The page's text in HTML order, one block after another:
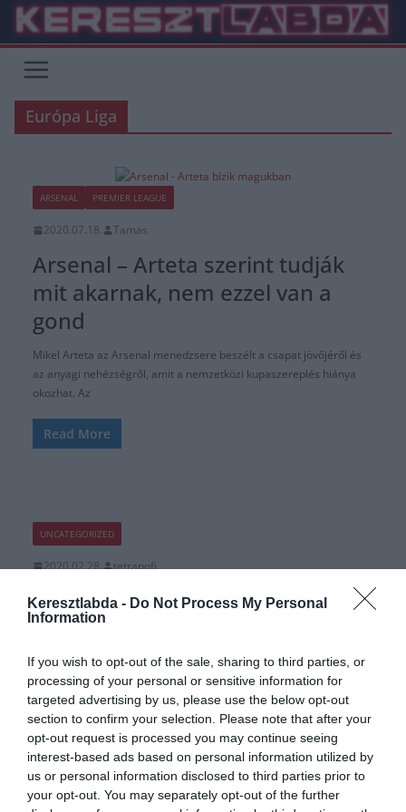
Keresztlabda - Do Not Process My Personal
Information
If you wish to opt-out of the sale, sharing to third parties, or
processing of your personal or sensitive information for
targeted advertising by us, please use the below opt-out
section to confirm your selection. Please note that after your
opt-out request is processed you may continue seeing
interest-based ads based on personal information utilized by
us or personal information disclosed to third parties prior to
your opt-out. You may separately opt-out of the further
Skip
content
Európa Liga
ARSENAL PREMIER LEAGUE
2020.07.18. Tamas
Arsenal – Arteta szerint tudják
mit akarnak, nem ezzel van a
gond
Mikel Arteta az Arsenal menedzsere beszélt a csapat jövőjéről és
az anyagi nehézségről, amit a nemzetközi kupaszereplés hiánya
okozhat. Az
Read More
UNCATEGORIZED
2020.02.28. tetrapofi
Premier League csapatok a
nemzetközi kupákban
Az Európa Ligában teljes fordulót rendeztek, míg a Bajnokok
Ligájában az első mérkőzések zajlottak le az elmúlt két hétben. A
Read More